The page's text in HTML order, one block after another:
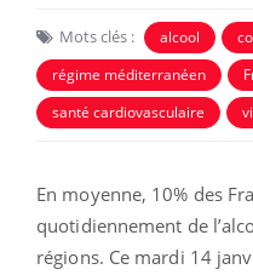
Mots clés : alcool
régime méditerranéen
santé cardiovasculaire
En moyenne, 10% des
quotidiennement de
régions. Ce mardi 14